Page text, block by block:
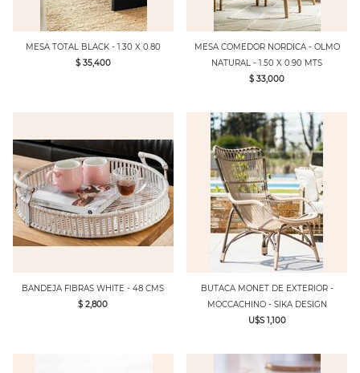
MESA TOTAL BLACK - 1.30 X 0.80
$ 35,400
MESA COMEDOR NORDICA - OLMO
NATURAL - 1.50 X 0.90 MTS
$ 33,000
BANDEJA FIBRAS WHITE - 48 CMS
$ 2,800
BUTACA MONET DE EXTERIOR -
MOCCACHINO - SIKA DESIGN
U$S 1,100